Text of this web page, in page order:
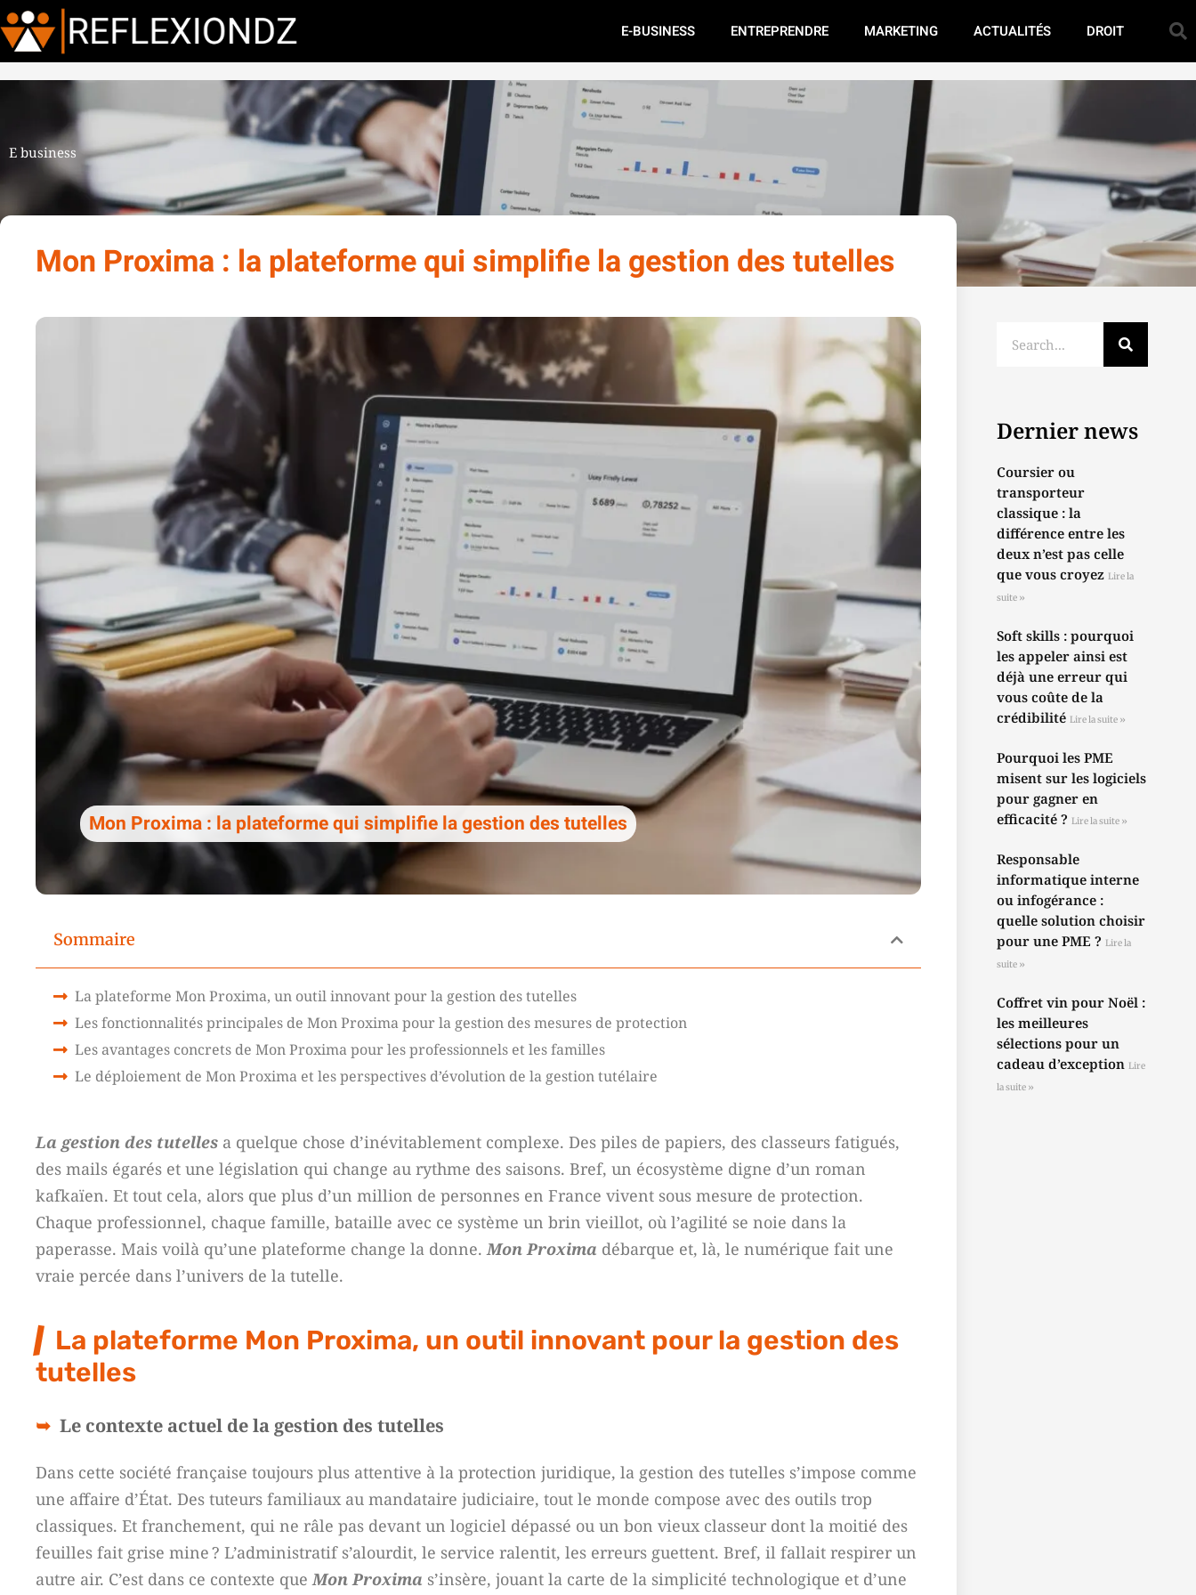
E-BUSINESS ENTREPRENDRE MARKETING ACTUALITÉS DROIT
E business
Mon Proxima : la plateforme qui simplifie la gestion des tutelles
Mon Proxima : la plateforme qui simplifie la gestion des tutelles
Sommaire
La plateforme Mon Proxima, un outil innovant pour la gestion des tutelles
Les fonctionnalités principales de Mon Proxima pour la gestion des mesures de protection
Les avantages concrets de Mon Proxima pour les professionnels et les familles
Le déploiement de Mon Proxima et les perspectives d’évolution de la gestion tutélaire
La gestion des tutelles a quelque chose d’inévitablement complexe. Des piles de papiers, des classeurs fatigués,
des mails égarés et une législation qui change au rythme des saisons. Bref, un écosystème digne d’un roman
kafkaïen. Et tout cela, alors que plus d’un million de personnes en France vivent sous mesure de protection.
Chaque professionnel, chaque famille, bataille avec ce système un brin vieillot, où l’agilité se noie dans la
paperasse. Mais voilà qu’une plateforme change la donne.Mon Proxima débarque et, là, le numérique fait une
vraie percée dans l’univers de la tutelle.
La plateforme Mon Proxima, un outil innovant pour la gestion des
tutelles
Le contexte actuel de la gestion des tutelles
Dans cette société française toujours plus attentive à la protection juridique, la gestion des tutelles s’impose comme
une affaire d’État. Des tuteurs familiaux au mandataire judiciaire, tout le monde compose avec des outils trop
classiques. Et franchement, qui ne râle pas devant un logiciel dépassé ou un bon vieux classeur dont la moitié des
feuilles fait grise mine ? L’administratif s’alourdit, le service ralentit, les erreurs guettent. Bref, il fallait respirer un
autre air. C’est dans ce contexte queMon Proxima s’insère, jouant la carte de la simplicité technologique et d’une
Dernier news
Coursier ou
transporteur
classique : la
différence entre les
deux n’est pas celle
que vous croyezLire la
suite »
Soft skills : pourquoi
les appeler ainsi est
déjà une erreur qui
vous coûte de la
crédibilitéLire la suite »
Pourquoi les PME
misent sur les logiciels
pour gagner en
efficacité ?Lire la suite »
Responsable
informatique interne
ou infogérance :
quelle solution choisir
pour une PME ?Lire la
suite »
Coffret vin pour Noël :
les meilleures
sélections pour un
cadeau d’exceptionLire
la suite »